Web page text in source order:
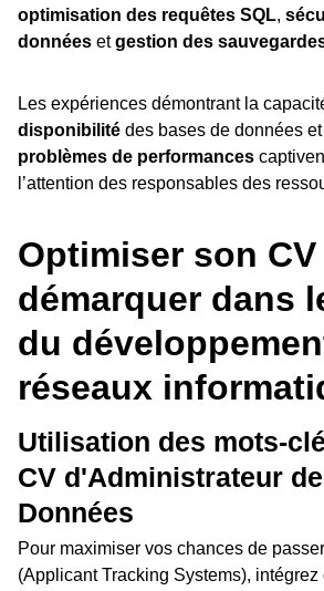
optimisation des requêtes SQL,
données etgestion des
Les expériences démontrant la
disponibilité des bases de données
problèmes de performances
l’attention des responsables des
Optimiser son
démarquer dans
du
réseaux
Utilisation des mots-
CV d'Administrateur
Données
Pour maximiser vos chances de
(Applicant Tracking Systems), intégrez